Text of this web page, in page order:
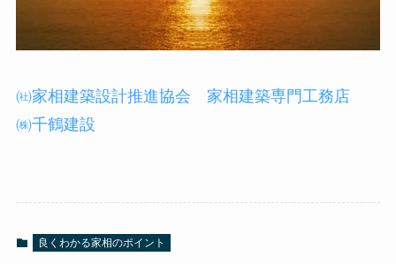
㈳家相建築設計推進協会
家相建築専門工務店
㈱千鶴建設
良くわかる家相のポイント